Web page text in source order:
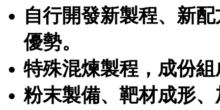
自行開發新製程、新
優勢。
特殊混煉製程，成份
粉末製備、靶材成形